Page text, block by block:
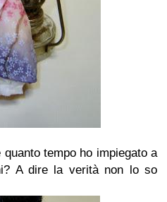
tempo ho impiegato a
A dire la verità non lo so